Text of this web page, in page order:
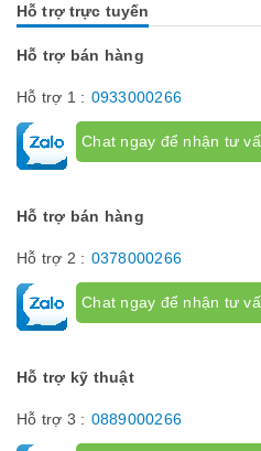
Hỗ trợ trực tuyến
Hỗ trợ bán hàng
Hỗ trợ 1 : 0933000266
Chat ngay để nhận tư
Hỗ trợ bán hàng
Hỗ trợ 2 : 0378000266
Chat ngay để nhận tư
Hỗ trợ kỹ thuật
Hỗ trợ 3 : 0889000266